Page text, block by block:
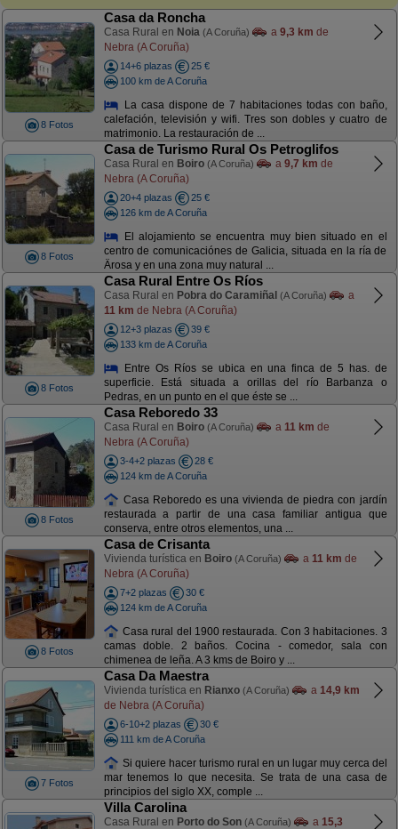
8 Fotos
Casa da Roncha
Casa Rural en Noia (A Coruña) a 9,3 km de
Nebra (A Coruña)
14+6 plazas
25 €
100 km de A Coruña
La casa dispone de 7 habitaciones todas con baño,
calefación, televisión y wifi. Tres son dobles y cuatro de
matrimonio. La restauración de ...
8 Fotos
Casa de Turismo Rural Os Petroglifos
Casa Rural en Boiro (A Coruña) a 9,7 km de
Nebra (A Coruña)
20+4 plazas
25 €
126 km de A Coruña
El alojamiento se encuentra muy bien situado en el
centro de comunicaciónes de Galicia, situada en la ría de
Ärosa y en una zona muy natural ...
8 Fotos
Casa Rural Entre Os Ríos
Casa Rural en Pobra do Caramiñal (A Coruña)
a
11 km de Nebra (A Coruña)
12+3 plazas
39 €
133 km de A Coruña
Entre Os Ríos se ubica en una finca de 5 has. de
superficie. Está situada a orillas del río Barbanza o
Pedras, en un punto en el que éste se ...
8 Fotos
Casa Reboredo 33
Casa Rural en Boiro (A Coruña) a 11 km de
Nebra (A Coruña)
3-4+2 plazas
28 €
124 km de A Coruña
Casa Reboredo es una vivienda de piedra con jardín
restaurada a partir de una casa familiar antigua que
conserva, entre otros elementos, una ...
8 Fotos
Casa de Crisanta
Vivienda turística en Boiro (A Coruña) a 11 km de
Nebra (A Coruña)
7+2 plazas
30 €
124 km de A Coruña
Casa rural del 1900 restaurada. Con 3 habitaciones. 3
camas doble. 2 baños. Cocina - comedor, sala con
chimenea de leña. A 3 kms de Boiro y ...
7 Fotos
Casa Da Maestra
Vivienda turística en Rianxo (A Coruña) a 14,9 km
de Nebra (A Coruña)
6-10+2 plazas
30 €
111 km de A Coruña
Si quiere hacer turismo rural en un lugar muy cerca del
mar tenemos lo que necesita. Se trata de una casa de
principios del siglo XX, comple ...
Villa Carolina
Casa Rural en Porto do Son (A Coruña) a 15,3